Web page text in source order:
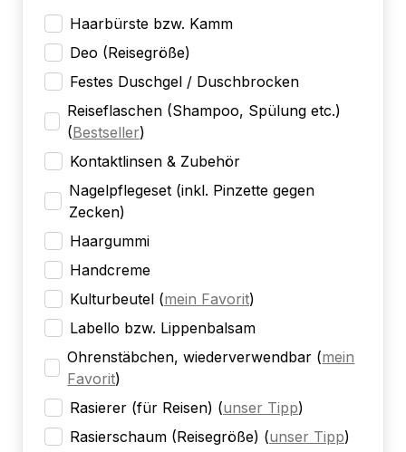
Haarbürste bzw. Kamm
Deo (Reisegröße)
Festes Duschgel / Duschbrocken
Reiseflaschen (Shampoo, Spülung etc.)
(Bestseller)
Kontaktlinsen & Zubehör
Nagelpflegeset (inkl. Pinzette gegen
Zecken)
Haargummi
Handcreme
Kulturbeutel (mein Favorit)
Labello bzw. Lippenbalsam
Ohrenstäbchen, wiederverwendbar (mein
Favorit)
Rasierer (für Reisen) (unser Tipp)
Rasierschaum (Reisegröße) (unser Tipp)